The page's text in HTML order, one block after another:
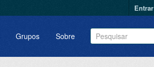
Entrar
Grupos Sobre